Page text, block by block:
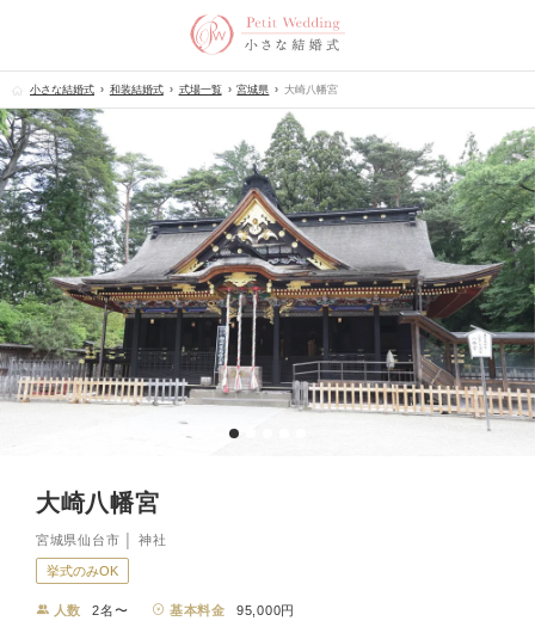
小さな結婚式 和装結婚式 式場一覧 宮城県 大崎八幡宮
大崎八幡宮
宮城県仙台市 │ 神社
挙式のみOK
人数 2名〜 基本料金 95,000円